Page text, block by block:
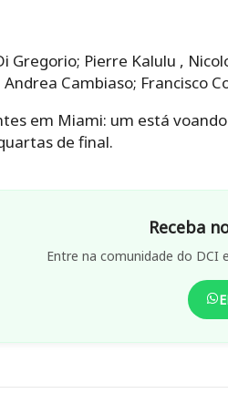
Gregorio; Pierre Kalulu ,
Cambiaso; Francisco
em Miami: um está
de final.
Receba
Entre na comunidade do